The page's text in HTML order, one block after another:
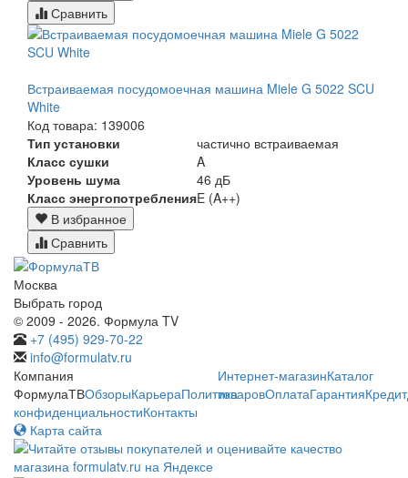
Сравнить
Встраиваемая посудомоечная машина Miele G 5022 SCU
White
Код товара: 139006
Тип установки
частично встраиваемая
Класс сушки
A
Уровень шума
46 дБ
Класс энергопотребленияE (A++)
В избранное
Сравнить
Москва
Выбрать город
© 2009 - 2026. Формула TV
+7 (495) 929-70-22
info@formulatv.ru
Компания
ФормулаТВОбзорыКарьераПолитика
конфиденциальностиКонтакты
Интернет-магазинКаталог
товаровОплатаГарантияКредит
Карта сайта